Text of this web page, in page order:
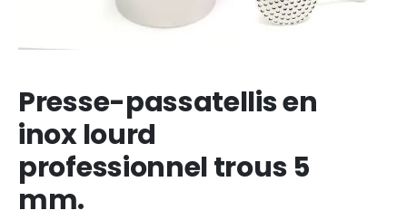
Presse-passatellis en
inox lourd
professionnel trous 5
mm.